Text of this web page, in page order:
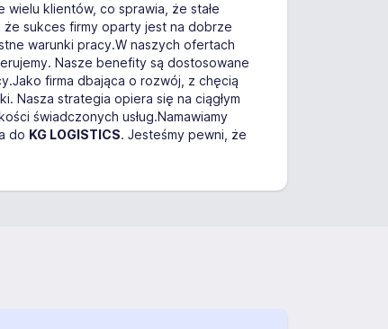
klientów, co sprawia, że stałe
że sukces firmy oparty jest na dobrze
warunki pracy.W naszych ofertach
Nasze benefity są dostosowane
firma dbająca o rozwój, z chęcią
Nasza strategia opiera się na ciągłym
świadczonych usług.Namawiamy
do KG LOGISTICS. Jesteśmy pewni, że